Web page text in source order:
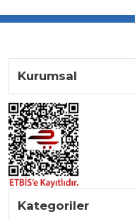
Kurumsal
Kategoriler